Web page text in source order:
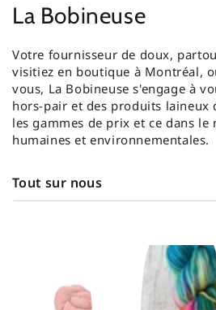
La Bobineuse
Votre fournisseur de doux,
visitiez en boutique à Montréal,
vous, La Bobineuse s'engage à
hors-pair et des produits laineux
les gammes de prix et ce dans le
humaines et environnementales.
Tout sur nous